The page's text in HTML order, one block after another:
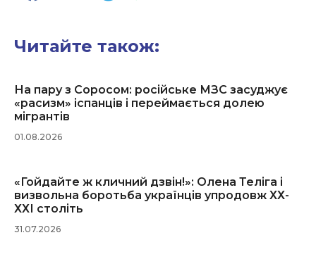
Читайте також:
На пару з Соросом: російське МЗС засуджує
«расизм» іспанців і переймається долею
мігрантів
01.08.2026
«Гойдайте ж кличний дзвін!»: Олена Теліга і
визвольна боротьба українців упродовж ХХ-
ХХІ століть
31.07.2026